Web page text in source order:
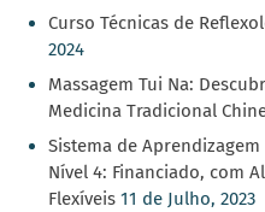
Curso Técnicas de
2024
Massagem Tui Na:
Medicina Tradicional
Sistema de
Nível 4: Financiado, com
Flexíveis 11 de Julho, 2023